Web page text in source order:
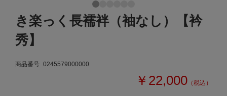
き楽っく長襦袢（袖なし）【衿
秀】
商品番号 0245579000000
￥22,000 （税込）